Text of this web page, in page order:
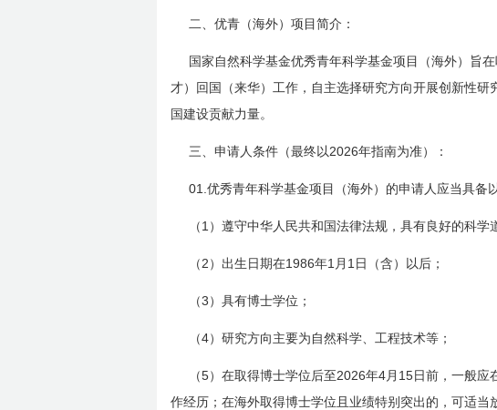
二、优青（海外）项目简介：
国家自然科学基金优秀青年科学基金项目（海外）旨
才）回国（来华）工作，自主选择研究方向开展创新性
国建设贡献力量。
三、申请人条件（最终以 2026年指南为准）：
01. 优秀青年科学基金项目（海外）的申请人应当具备
（ 1 ）遵守中华人民共和国法律法规，具有良好的科学
（ 2 ）出生日期在1986年1 月 1 日 （含）以后；
（3 ）具有博士学位；
（4）研究方向主要为自然科学、工程技术等；
（5）在取得博士学位后至2026年4 月 15日前 ，一般
作经历；在海外取得博士学位且业绩特别突出的，可适当